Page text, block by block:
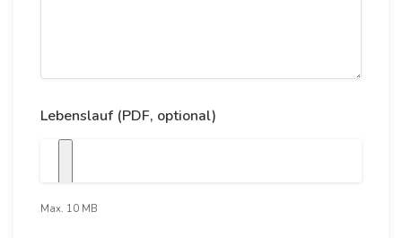
Lebenslauf (PDF, optional)
Max. 10 MB